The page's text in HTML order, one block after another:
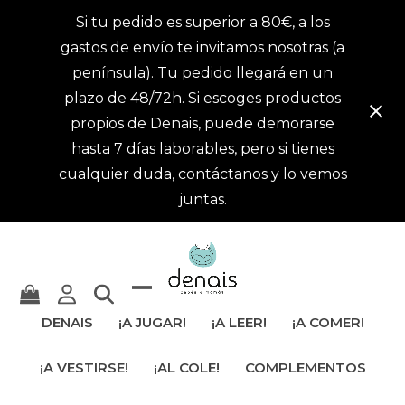
Si tu pedido es superior a 80€, a los
gastos de envío te invitamos nosotras (a
península). Tu pedido llegará en un
plazo de 48/72h. Si escoges productos
propios de Denais, puede demorarse
hasta 7 días laborables, pero si tienes
cualquier duda, contáctanos y lo vemos
juntas.
ocultar
móvil
DENAIS ¡A JUGAR! ¡A LEER! ¡A COMER!
¡A VESTIRSE! ¡AL COLE! COMPLEMENTOS